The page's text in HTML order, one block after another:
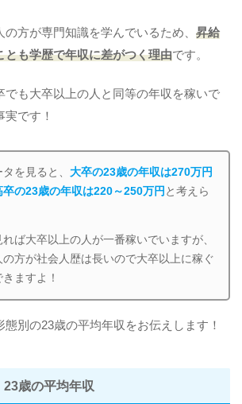
の方が専門知識を学んでいるため、 昇給
とも学歴で年収に差がつく理由です。
でも大卒以上の人と同等の年収を稼いで
です！
タを見ると、大卒の23歳の年収は270万円
卒の23歳の年収は220～250万円 と考えら
ば大卒以上の人が一番稼いでいますが、
の方が社会人歴は長いので大卒以上に稼ぐ
ますよ！
別の23歳の平均年収をお伝えします！
23歳の平均年収